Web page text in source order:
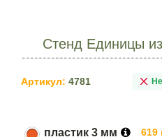
Стенд Единицы
Артикул: 4781
пластик 3 мм 619